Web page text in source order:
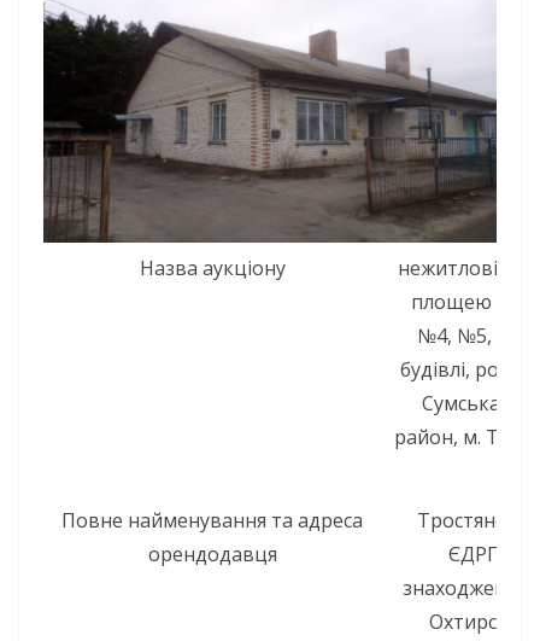
Назва аукціону
нежитлові
площею
№4, №5, №11
будівлі,
Сумська
район, м.
Повне найменування та адреса
орендодавця
ЄДРПОУ
знаходження: